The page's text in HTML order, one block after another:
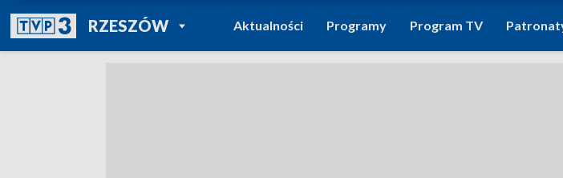
RZESZÓWPOWRÓT DO
TVP REGIONY
Aktualności Programy Program TV